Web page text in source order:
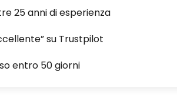
25 anni di esperienza
su Trustpilot
entro 50 giorni